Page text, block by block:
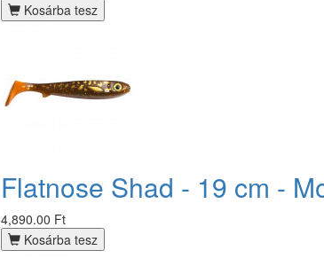
Kosárba tesz
Flatnose Shad - 19 cm -
4,890.00 Ft
Kosárba tesz